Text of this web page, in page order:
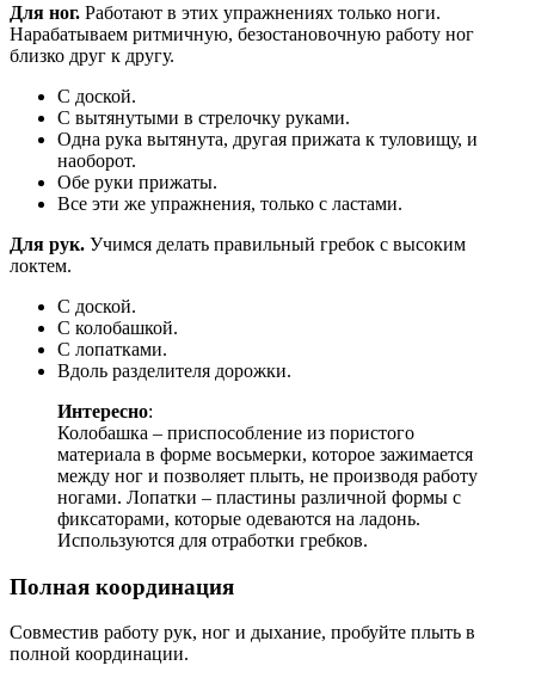
Для ног. Работают в этих упражнениях только ноги.
Нарабатываем ритмичную, безостановочную работу ног
близко друг к другу.
С доской.
С вытянутыми в стрелочку руками.
Одна рука вытянута, другая прижата к туловищу, и
наоборот.
Обе руки прижаты.
Все эти же упражнения, только с ластами.
Для рук. Учимся делать правильный гребок с высоким
локтем.
С доской.
С колобашкой.
С лопатками.
Вдоль разделителя дорожки.
Интересно:
Колобашка – приспособление из пористого
материала в форме восьмерки, которое зажимается
между ног и позволяет плыть, не производя работу
ногами. Лопатки – пластины различной формы с
фиксаторами, которые одеваются на ладонь.
Используются для отработки гребков.
Полная координация
Совместив работу рук, ног и дыхание, пробуйте плыть в
полной координации.